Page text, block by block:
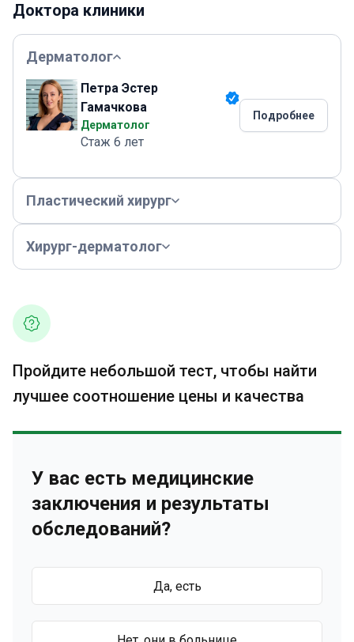
Доктора клиники
Дерматолог
Петра Эстер
Гамачкова
Дерматолог
Стаж 6 лет
Подробнее
Пластический хирург
Хирург-дерматолог
Пройдите небольшой тест, чтобы найти
лучшее соотношение цены и качества
У вас есть медицинские
заключения и результаты
обследований?
Да, есть